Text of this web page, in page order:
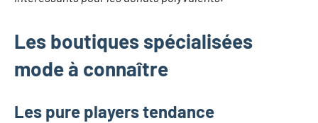
Les boutiques spécialisées
mode à connaître
Les pure players tendance